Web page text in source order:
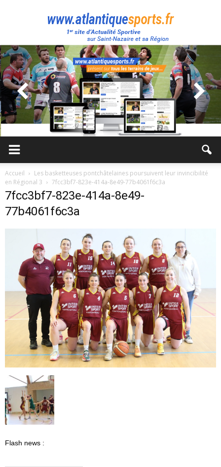
Atlantique
Sport
Accueil
Les basketteuses pontchâtelaines poursuivent leur invincibilité
en Régional 3
7fcc3bf7-823e-414a-8e49-77b4061f6c3a
7fcc3bf7-823e-414a-8e49-
77b4061f6c3a
Flash news :